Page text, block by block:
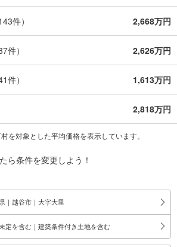
件） 2,668万円
件） 2,626万円
件） 1,613万円
2,818万円
を対象とした平均価格を表示しています。
ら条件を変更しよう！
｜越谷市｜大字大里
定を含む｜建築条件付き土地を含む